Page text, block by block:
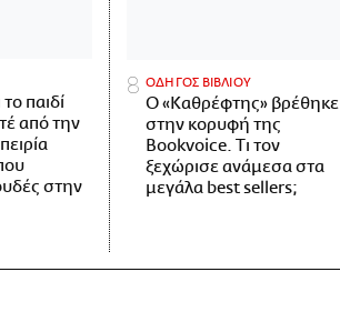
παιδί
από την
στην
ΟΔΗΓΟΣ ΒΙΒΛΙΟΥ
Ο «Καθρέφτης» βρέθηκε
στην κορυφή της
Bookvoice. Τι τον
ξεχώρισε ανάμεσα στα
μεγάλα best sellers;